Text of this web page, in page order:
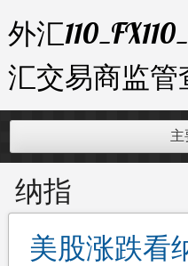
至
内
容
外汇
汇交易商监管
主
纳指
美股涨跌看